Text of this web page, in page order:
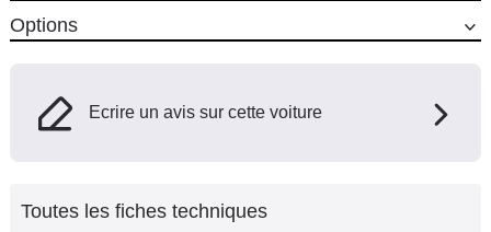
Options
Ecrire un avis sur cette voiture
Toutes les fiches techniques